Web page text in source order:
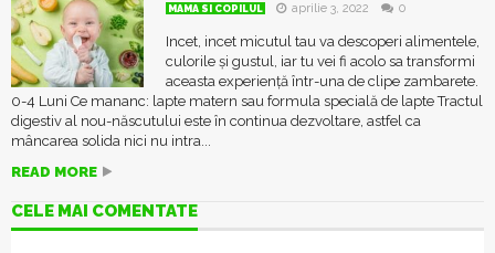
MAMA SI COPILUL aprilie 3, 2022 0
Incet, incet micutul tau va descoperi alimentele,
culorile și gustul, iar tu vei fi acolo sa transformi
aceasta experiență într-una de clipe zambarete.
0-4 Luni Ce mananc: lapte matern sau formula specială de lapte Tractul
digestiv al nou-născutului este în continua dezvoltare, astfel ca
mâncarea solida nici nu intra...
READ MORE
CELE MAI COMENTATE